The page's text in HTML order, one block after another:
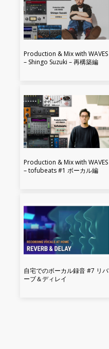
Production & Mix with WAVES
– Shingo Suzuki – 再構築編
Production & Mix with WAVES
– tofubeats #1 ボーカル編
自宅でのボーカル録音 #7 リバ
ーブ＆ディレイ